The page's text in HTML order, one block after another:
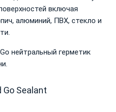
включая
алюминий, ПВХ, стекло и
нейтральный герметик
Go Sealant